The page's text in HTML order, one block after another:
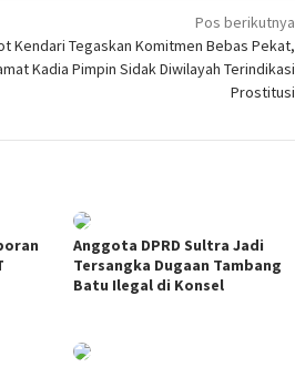
Pos berikutnya
Kendari Tegaskan Komitmen Bebas Pekat,
Kadia Pimpin Sidak Diwilayah Terindikasi
Prostitusi
Anggota DPRD Sultra Jadi
Tersangka Dugaan Tambang
Batu Ilegal di Konsel